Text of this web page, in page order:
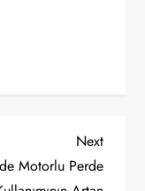
Next
Post
Next
Motorlu Perde